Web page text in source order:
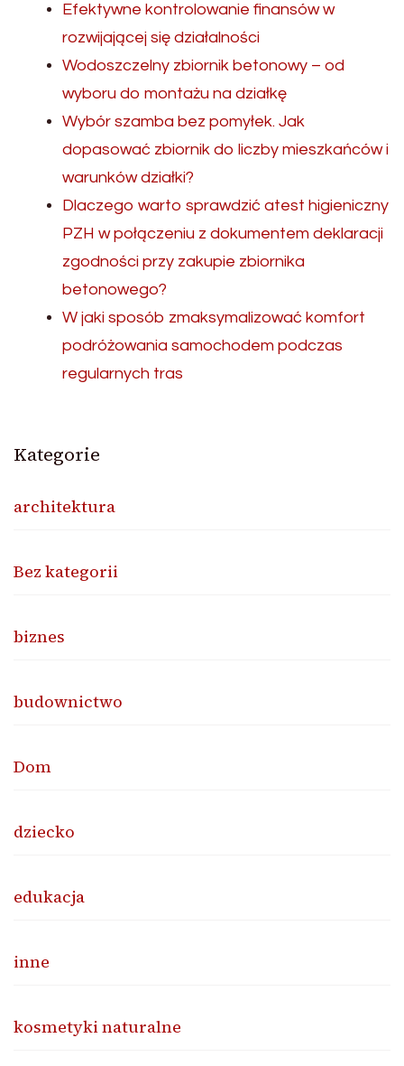
Efektywne kontrolowanie finansów w
rozwijającej się działalności
Wodoszczelny zbiornik betonowy – od
wyboru do montażu na działkę
Wybór szamba bez pomyłek. Jak
dopasować zbiornik do liczby mieszkańców i
warunków działki?
Dlaczego warto sprawdzić atest higieniczny
PZH w połączeniu z dokumentem deklaracji
zgodności przy zakupie zbiornika
betonowego?
W jaki sposób zmaksymalizować komfort
podróżowania samochodem podczas
regularnych tras
Kategorie
architektura
Bez kategorii
biznes
budownictwo
Dom
dziecko
edukacja
inne
kosmetyki naturalne